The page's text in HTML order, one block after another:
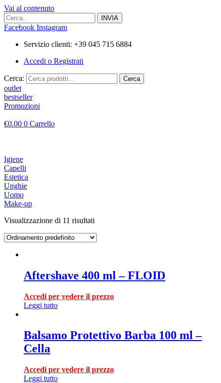
Vai al contenuto
Facebook Instagram
Servizio clienti: +39 045 715 6884
Accedi o Registrati
Cerca: Cerca
outlet
bestseller
Promozioni
€0.00 0 Carrello
Igiene
Capelli
Estetica
Unghie
Uomo
Make-up
Visualizzazione di 11 risultati
Aftershave 400 ml – FLOID
Accedi per vedere il prezzo
Leggi tutto
Balsamo Protettivo Barba 100 ml –
Cella
Accedi per vedere il prezzo
Leggi tutto